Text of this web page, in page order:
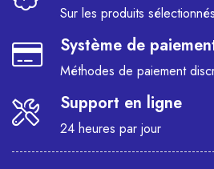
Sur les produits sélectionnés
Système de
Méthodes de paiement
Support en ligne
24 heures par jour